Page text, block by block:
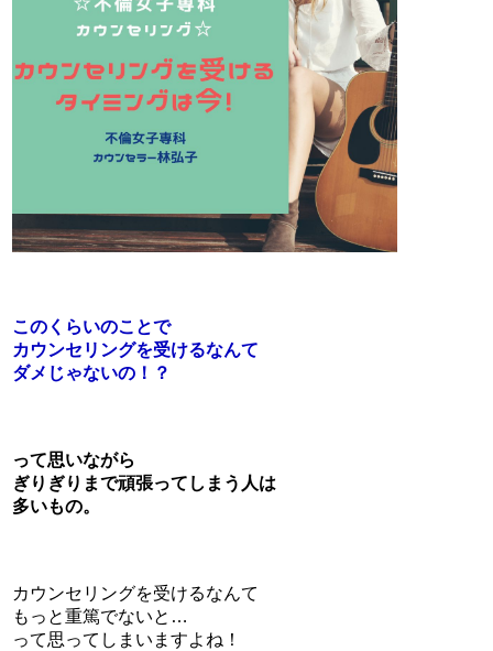
このくらいのことで
カウンセリングを受けるなんて
ダメじゃないの！？
って思いながら
ぎりぎりまで頑張ってしまう人は
多いもの。
カウンセリングを受けるなんて
もっと重篤でないと…
って思ってしまいますよね！